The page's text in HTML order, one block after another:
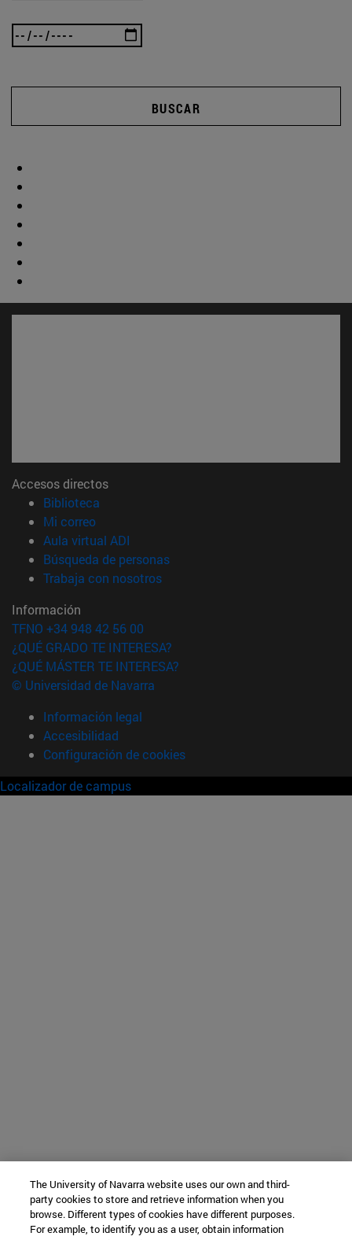
BUSCAR
Accesos directos
Biblioteca
Mi correo(abre en nueva ventana)
Aula virtual ADI
Búsqueda de personas(abre en nueva ventana)
Trabaja con nosotros(abre en nueva ventana)
Información
TFNO +34 948 42 56 00
¿QUÉ GRADO TE INTERESA?
¿QUÉ MÁSTER TE INTERESA?
© Universidad de Navarra
Información legal
Accesibilidad
Configuración de cookies
Localizador de campus
The University of Navarra website uses our own and third-
party cookies to store and retrieve information when you
browse. Different types of cookies have different purposes.
For example, to identify you as a user, obtain information